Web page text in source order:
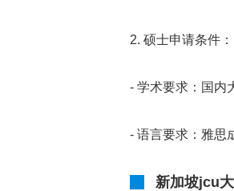
2. 硕士申请条件：
- 学术要求：国内
- 语言要求：雅思
新加坡jcu